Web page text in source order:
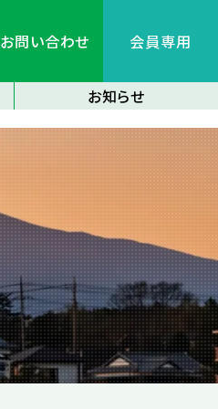
お問い合わせ 会員専用
お知らせ
全てのお知らせ
その他